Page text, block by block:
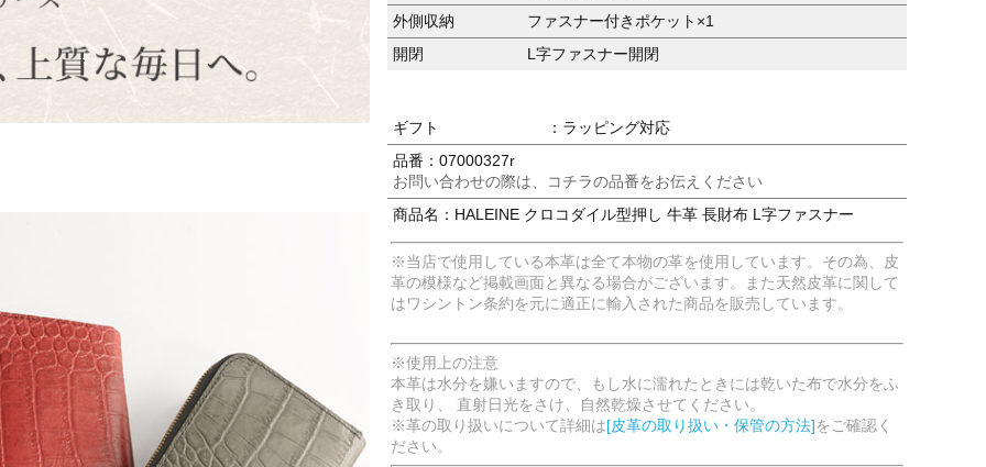
外側収納
ファスナー付きポケット×1
開閉
L字ファスナー開閉
ギフト
：ラッピング対応
品番：07000327r
お問い合わせの際は、コチラの品番をお伝えください
商品名：HALEINE クロコダイル型押し 牛革 長財布 L字ファスナー
※当店で使用している本革は全て本物の革を使用しています。その為、皮
革の模様など掲載画面と異なる場合がございます。また天然皮革に関して
はワシントン条約を元に適正に輸入された商品を販売しています。
※使用上の注意
本革は水分を嫌いますので、もし水に濡れたときには乾いた布で水分をふ
き取り、 直射日光をさけ、自然乾燥させてください。
※革の取り扱いについて詳細は[皮革の取り扱い・保管の方法]をご確認く
ださい。